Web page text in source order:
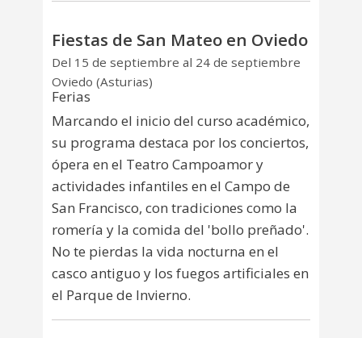
Fiestas de San Mateo en Oviedo
Del 15 de septiembre al 24 de septiembre
Oviedo (Asturias)
Ferias
Marcando el inicio del curso académico,
su programa destaca por los conciertos,
ópera en el Teatro Campoamor y
actividades infantiles en el Campo de
San Francisco, con tradiciones como la
romería y la comida del 'bollo preñado'.
No te pierdas la vida nocturna en el
casco antiguo y los fuegos artificiales en
el Parque de Invierno.